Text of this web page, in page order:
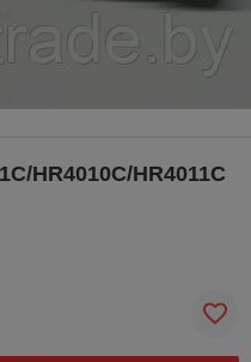
HR4010C/HR4011C